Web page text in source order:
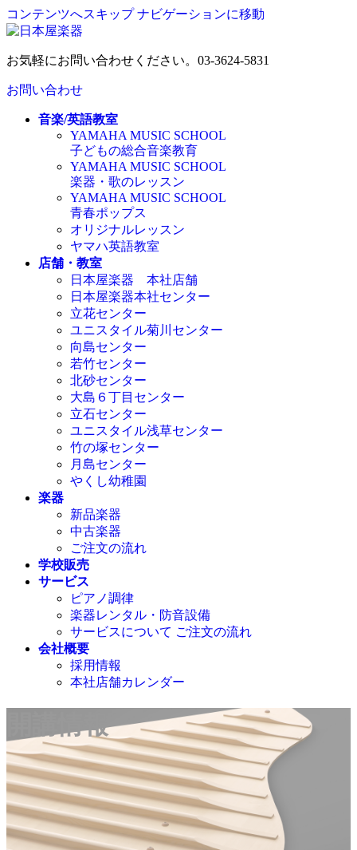
コンテンツへスキップ ナビゲーションに移動
お気軽にお問い合わせください。 03-3624-5831
お問い合わせ
音楽/英語教室
YAMAHA MUSIC SCHOOL
子どもの総合音楽教育
YAMAHA MUSIC SCHOOL
楽器・歌のレッスン
YAMAHA MUSIC SCHOOL
青春ポップス
オリジナルレッスン
ヤマハ英語教室
店舗・教室
日本屋楽器 本社店舗
日本屋楽器本社センター
立花センター
ユニスタイル菊川センター
向島センター
若竹センター
北砂センター
大島６丁目センター
立石センター
ユニスタイル浅草センター
竹の塚センター
月島センター
やくし幼稚園
楽器
新品楽器
中古楽器
ご注文の流れ
学校販売
サービス
ピアノ調律
楽器レンタル・防音設備
サービスについて ご注文の流れ
会社概要
採用情報
本社店舗カレンダー
開講情報